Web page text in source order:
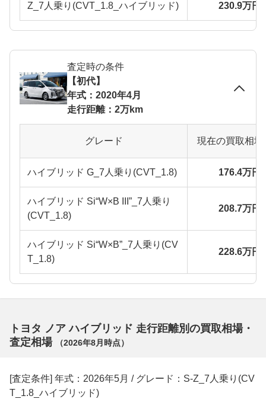
Z_7人乗り(CVT_1.8_ハイブリッド) 230.9万円
査定時の条件
【初代】
年式：2020年4月
走行距離：2万km
グレード 現在の買取相
ハイブリッド G_7人乗り(CVT_1.8) 176.4万円
ハイブリッド Si“W×B III”_7人乗り
(CVT_1.8)
208.7万円
ハイブリッド Si“W×B”_7人乗り(CV
T_1.8)
228.6万円
トヨタ ノア ハイブリッド 走行距離別の買取相場・
査定相場
（2026年8月 時点）
[査定条件] 年式：2026年5月 / グレード：S-Z_7人乗り(CV
T_1.8_ハイブリッド)